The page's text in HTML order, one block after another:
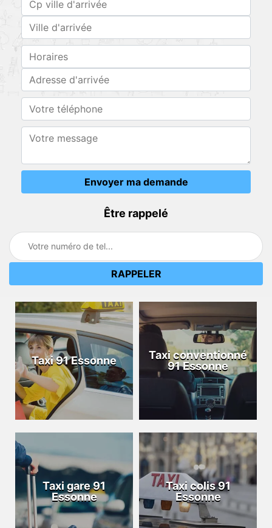
Être rappelé
Taxi 91 Essonne
Taxi conventionné
91 Essonne
Taxi gare 91
Essonne
Taxi colis 91
Essonne